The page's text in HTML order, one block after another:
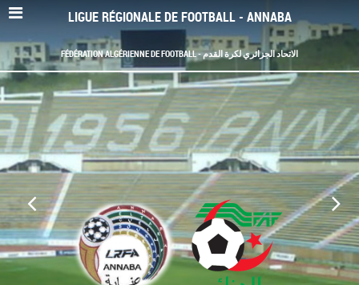
LIGUE RÉGIONALE DE FOOTBALL - ANNABA
FÉDÉRATION ALGÉRIENNE DE FOOTBALL - الاتحاد الجزائري لكرة القدم